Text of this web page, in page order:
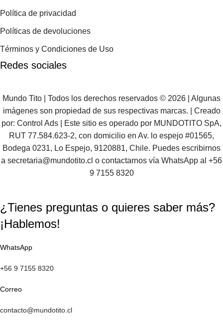
Política de privacidad
Políticas de devoluciones
Términos y Condiciones de Uso
Redes sociales
Mundo Tito | Todos los derechos reservados © 2026 | Algunas
imágenes son propiedad de sus respectivas marcas. | Creado
por: Control Ads | Este sitio es operado por MUNDOTITO SpA,
RUT 77.584.623-2, con domicilio en Av. lo espejo #01565,
Bodega 0231, Lo Espejo, 9120881, Chile. Puedes escribirnos
a secretaria@mundotito.cl o contactarnos vía WhatsApp al +56
9 7155 8320
¿Tienes preguntas o quieres saber más?
¡Hablemos!
WhatsApp
+56 9 7155 8320
Correo
contacto@mundotito.cl